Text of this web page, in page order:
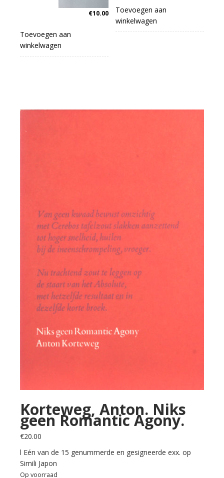
€10.00
Toevoegen aan
winkelwagen
Toevoegen aan
winkelwagen
Korteweg, Anton. Niks
geen Romantic Agony.
€20.00
l Eén van de 15 genummerde en gesigneerde exx. op
Simili Japon
Op voorraad